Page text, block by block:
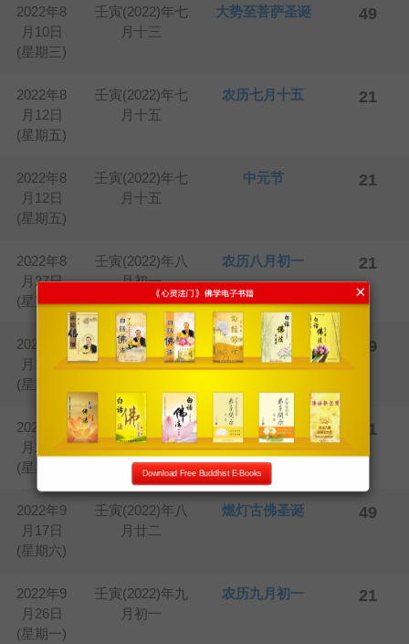
2022年8
月10日
(星期三)
壬寅(2022)年七
月十三
大势至菩萨圣诞 49
2022年8
月12日
(星期五)
壬寅(2022)年七
月十五
农历七月十五 21
2022年8
月12日
(星期五)
壬寅(2022)年七
月十五
中元节 21
2022年8
月27日
(星期六)
壬寅(2022)年八
月初一
农历八月初一 21
2022年9
月10日
(星期六)
壬寅(2022)年八
月十五
中秋节 49
2022年9
月10日
(星期六)
壬寅(2022)年八
月十五
农历八月十五 21
2022年9
月17日
(星期六)
壬寅(2022)年八
月廿二
燃灯古佛圣诞 49
2022年9
月26日
(星期一)
壬寅(2022)年九
月初一
农历九月初一 21
×
Download Free Buddhist E-Books